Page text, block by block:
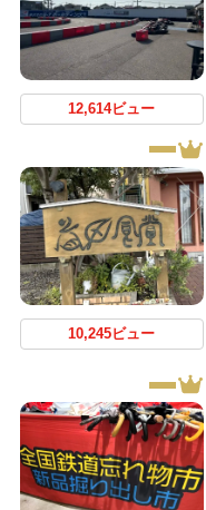
12,614ビュー
10,245ビュー